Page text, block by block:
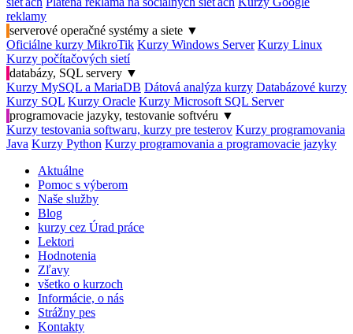
reklamy
serverové operačné systémy a siete ▼
Oficiálne kurzy MikroTik Kurzy Windows Server Kurzy Linux
Kurzy počítačových sietí
databázy, SQL servery ▼
Kurzy MySQL a MariaDB Dátová analýza kurzy Databázové kurzy
Kurzy SQL Kurzy Oracle Kurzy Microsoft SQL Server
programovacie jazyky, testovanie softvéru ▼
Kurzy testovania softwaru, kurzy pre testerov Kurzy programovania
Java Kurzy Python Kurzy programovania a programovacie jazyky
Aktuálne
Pomoc s výberom
Naše služby
Blog
kurzy cez Úrad práce
Lektori
Hodnotenia
Zľavy
všetko o kurzoch
Informácie, o nás
Strážny pes
Kontakty